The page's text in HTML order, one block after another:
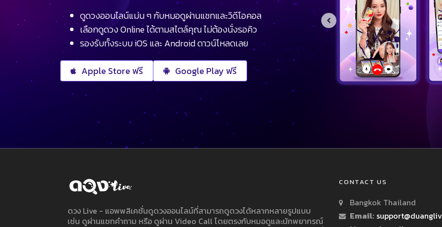
ดูดวงออนไลน์แม่น ๆ กับหมอดูผ่านแชทและวิดีโอคอล
เลือกดูดวง Online ได้ตามสไตล์คุณ ไม่ต้องนั่งรอคิว
รองรับทั้งระบบ iOS และ Android ดาวน์โหลดเลย
Apple Store ฟรี Google Play ฟรี
ดวง Live - แอพพลิเคชั่นดูดวงออนไลน์ที่สามารถดูดวงได้หลากหลายรูปแบบ
เช่น ดูผ่านแชทคำถาม หรือ ดูผ่าน Video Call โดยตรงกับหมอดูและนักพยากรณ์
CONTACT US
Bangkok Thailand
Email: